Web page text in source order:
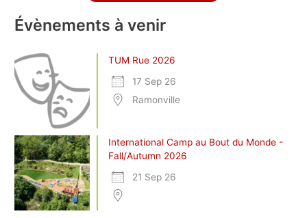
Évènements à venir
TUM Rue 2026
17 Sep 26
Ramonville
International Camp au Bout du Monde -
Fall/Autumn 2026
21 Sep 26